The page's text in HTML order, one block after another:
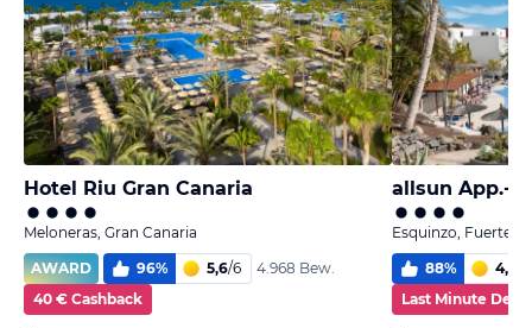
Hotel Riu Gran Canaria
Meloneras, Gran Canaria
AWARD
96% 5,6/6
4.968 Bew.
40 € Cashback
allsun App.-
Esquinzo,
88% 4,9
Last Minute Deal